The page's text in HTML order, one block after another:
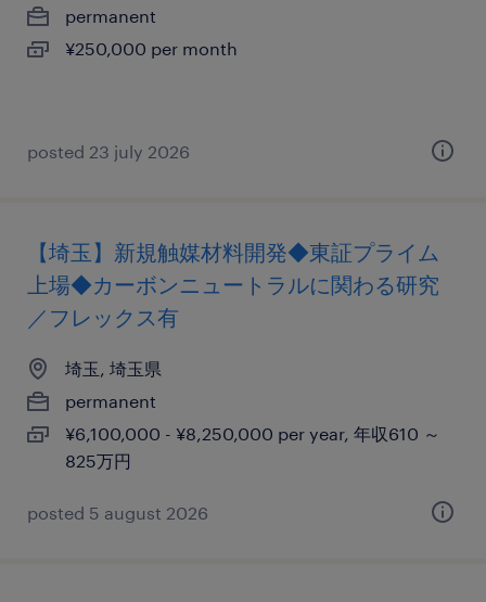
permanent
¥250,000 per month
posted 23 july 2026
【埼玉】新規触媒材料開発◆東証プライム
上場◆カーボンニュートラルに関わる研究
／フレックス有
埼玉, 埼玉県
permanent
¥6,100,000 - ¥8,250,000 per year, 年収610 ～
825万円
posted 5 august 2026